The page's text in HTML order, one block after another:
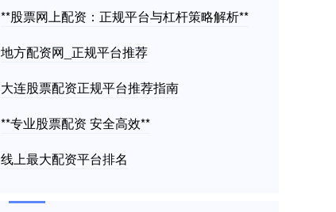
**股票网上配资：正规平台与杠杆策略解析**
地方配资网_正规平台推荐
大连股票配资正规平台推荐指南
**专业股票配资 安全高效**
线上最大配资平台排名